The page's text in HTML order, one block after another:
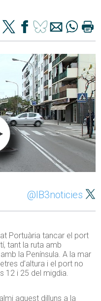
@IB3noticies
Portuària tancar el port
tant la ruta amb
la Península. A la mar
d’altura i el port no
12 i 25 del migdia.
aquest dilluns a la